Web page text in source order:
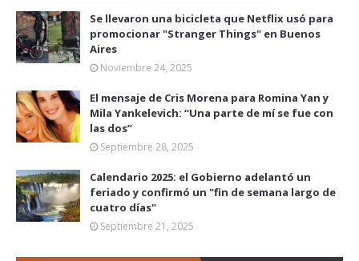
Se llevaron una bicicleta que Netflix usó para
promocionar "Stranger Things" en Buenos
Aires
Noviembre 24, 2025
El mensaje de Cris Morena para Romina Yan y
Mila Yankelevich: “Una parte de mí se fue con
las dos”
Septiembre 28, 2025
Calendario 2025: el Gobierno adelantó un
feriado y confirmó un "fin de semana largo de
cuatro días"
Septiembre 21, 2025